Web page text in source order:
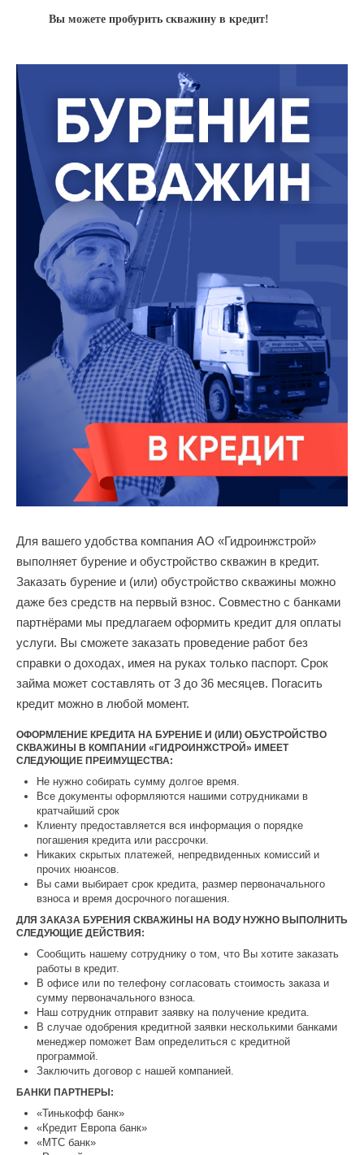
Вы можете пробурить скважину в кредит!
Для вашего удобства компания АО «Гидроинжстрой»
выполняет бурение и обустройство скважин в кредит.
Заказать бурение и (или) обустройство скважины можно
даже без средств на первый взнос. Совместно с банками
партнёрами мы предлагаем оформить кредит для оплаты
услуги. Вы сможете заказать проведение работ без
справки о доходах, имея на руках только паспорт. Срок
займа может составлять от 3 до 36 месяцев. Погасить
кредит можно в любой момент.
ОФОРМЛЕНИЕ КРЕДИТА НА БУРЕНИЕ И (ИЛИ) ОБУСТРОЙСТВО
СКВАЖИНЫ В КОМПАНИИ «ГИДРОИНЖСТРОЙ» ИМЕЕТ
СЛЕДУЮЩИЕ ПРЕИМУЩЕСТВА:
Не нужно собирать сумму долгое время.
Все документы оформляются нашими сотрудниками в
кратчайший срок
Клиенту предоставляется вся информация о порядке
погашения кредита или рассрочки.
Никаких скрытых платежей, непредвиденных комиссий и
прочих нюансов.
Вы сами выбирает срок кредита, размер первоначального
взноса и время досрочного погашения.
ДЛЯ ЗАКАЗА БУРЕНИЯ СКВАЖИНЫ НА ВОДУ НУЖНО ВЫПОЛНИТЬ
СЛЕДУЮЩИЕ ДЕЙСТВИЯ:
Сообщить нашему сотруднику о том, что Вы хотите заказать
работы в кредит.
В офисе или по телефону согласовать стоимость заказа и
сумму первоначального взноса.
Наш сотрудник отправит заявку на получение кредита.
В случае одобрения кредитной заявки несколькими банками
менеджер поможет Вам определиться с кредитной
программой.
Заключить договор с нашей компанией.
БАНКИ ПАРТНЕРЫ:
«Тинькофф банк»
«Кредит Европа банк»
«МТС банк»